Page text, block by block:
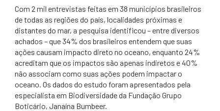
Com 2 mil entrevistas feitas em 38 municípios brasileiros
de todas as regiões do país, localidades próximas e
distantes do mar, a pesquisa identificou – entre diversos
achados – que 34% dos brasileiros entendem que suas
ações causam impacto direto no oceano, enquanto 24%
acreditam que os impactos são apenas indiretos e 40%
não associam como suas ações podem impactar o
oceano. Os dados do estudo foram apresentados pela
especialista em Biodiversidade da Fundação Grupo
Boticário, Janaína Bumbeer.